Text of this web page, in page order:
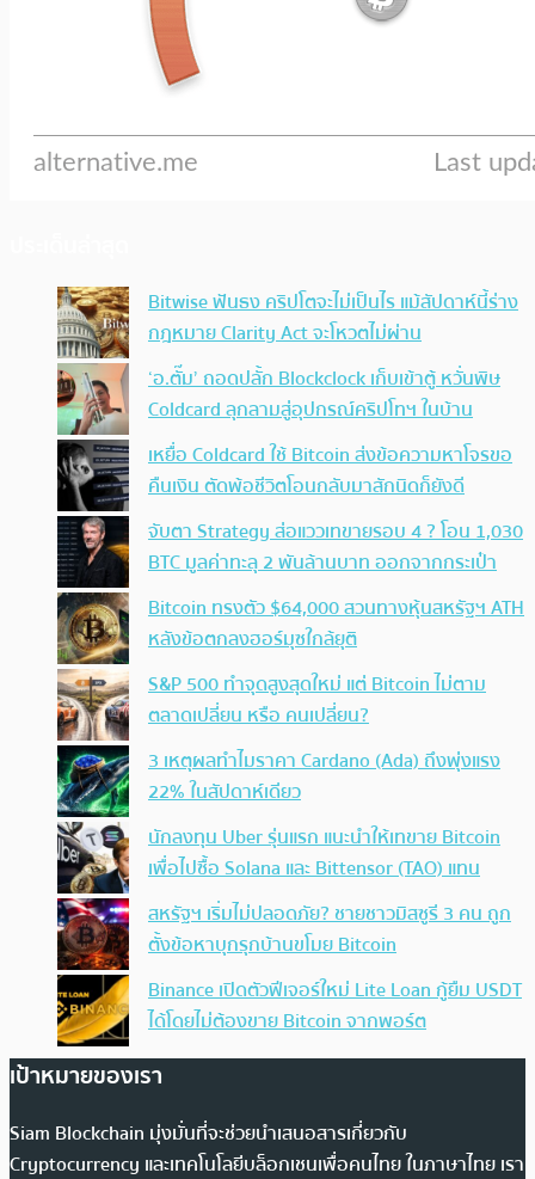
Bitwise ฟันธง คริปโตจะไม่เป็นไร แม้สัปดาห์นี้ร่าง
กฎหมาย Clarity Act จะโหวตไม่ผ่าน
‘อ.ตั๊ม’ ถอดปลั้ก Blockclock เก็บเข้าตู้ หวั่นพิษ
Coldcard ลุกลามสู่อุปกรณ์คริปโทฯ ในบ้าน
เหยื่อ Coldcard ใช้ Bitcoin ส่งข้อความหาโจรขอ
คืนเงิน ตัดพ้อชีวิตโอนกลับมาสักนิดก็ยังดี
จับตา Strategy ส่อแววเทขายรอบ 4 ? โอน 1,030
BTC มูลค่าทะลุ 2 พันล้านบาท ออกจากกระเป๋า
Bitcoin ทรงตัว $64,000 สวนทางหุ้นสหรัฐฯ ATH
หลังข้อตกลงฮอร์มุซใกล้ยุติ
S&P 500 ทำจุดสูงสุดใหม่ แต่ Bitcoin ไม่ตาม
ตลาดเปลี่ยน หรือ คนเปลี่ยน?
3 เหตุผลทำไมราคา Cardano (Ada) ถึงพุ่งแรง
22% ในสัปดาห์เดียว
นักลงทุน Uber รุ่นแรก แนะนำให้เทขาย Bitcoin
เพื่อไปซื้อ Solana และ Bittensor (TAO) แทน
สหรัฐฯ เริ่มไม่ปลอดภัย? ชายชาวมิสซูรี 3 คน ถูก
ตั้งข้อหาบุกรุกบ้านขโมย Bitcoin
Binance เปิดตัวฟีเจอร์ใหม่ Lite Loan กู้ยืม USDT
ได้โดยไม่ต้องขาย Bitcoin จากพอร์ต
เป้าหมายของเรา
Siam Blockchain มุ่งมั่นที่จะช่วยนำเสนอสารเกี่ยวกับ
Cryptocurrency และเทคโนโลยีบล็อกเชนเพื่อคนไทย ในภาษาไทย เรา